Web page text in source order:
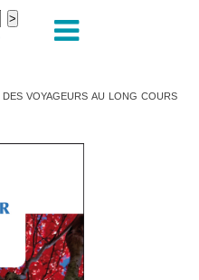
voyageurs au long cours